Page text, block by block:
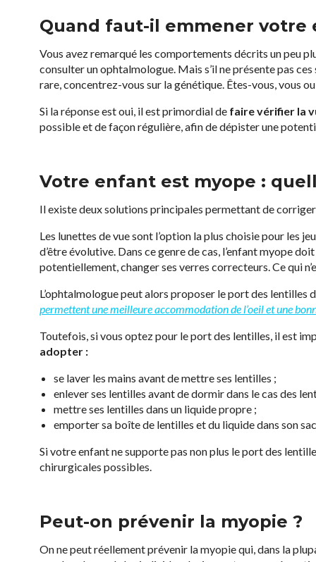
Quand faut-il emmener votre
Vous avez remarqué les comportements décrits un peu
consulter un ophtalmologue. Mais s’il ne présente pas
rare, concentrez-vous sur la génétique. Êtes-vous, vous
Si la réponse est oui, il est primordial de faire vérifier la
possible et de façon régulière, afin de dépister une
Votre enfant est myope :
Il existe deux solutions principales permettant de
Les lunettes de vue sont l’option la plus choisie pour les
d’être évolutive. Dans ce genre de cas, l’enfant myope
potentiellement, changer ses verres correcteurs. Ce qui
L’ophtalmologue peut alors proposer le port des lentilles
permettent une meilleure accommodation de l’oeil et une
Toutefois, si vous optez pour le port des lentilles, il est
adopter :
se laver les mains avant de mettre ses lentilles ;
enlever ses lentilles avant de dormir dans le cas des
mettre ses lentilles dans un liquide propre ;
emporter sa boîte de lentilles et du liquide dans son
Si votre enfant ne supporte pas non plus le port des
chirurgicales possibles.
Peut-on prévenir la myopie ?
On ne peut réellement prévenir la myopie qui, dans la